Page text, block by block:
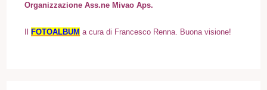
Organizzazione Ass.ne Mivao Aps.
FOTOALBUM a cura di Francesco Renna. Buona visione!